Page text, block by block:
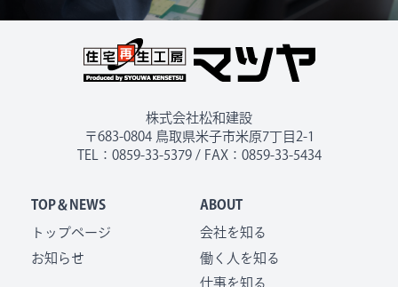
株式会社松和建設
〒683-0804 鳥取県米子市米原7丁目2-1
TEL：0859-33-5379 / FAX：0859-33-5434
TOP＆NEWS
トップページ
お知らせ
ABOUT
会社を知る
働く人を知る
仕事を知る